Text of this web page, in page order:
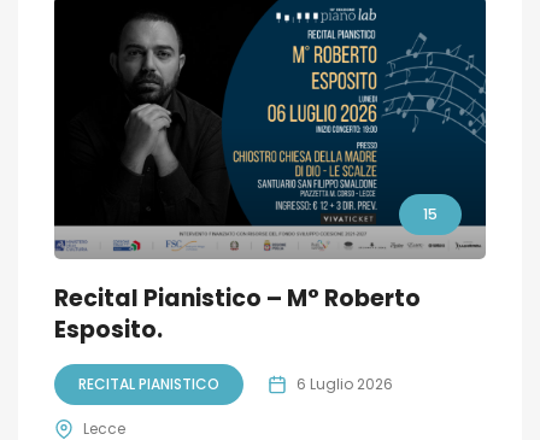
15
Recital Pianistico – M° Roberto
Esposito.
RECITAL PIANISTICO 6 Luglio 2026
Lecce